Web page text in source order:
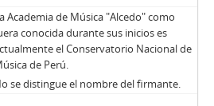
Academia de Música "Alcedo" como
conocida durante sus inicios es
el Conservatorio Nacional de
de Perú.
se distingue el nombre del firmante.